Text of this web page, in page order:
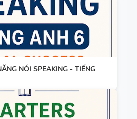
NÓI SPEAKING - TIẾNG